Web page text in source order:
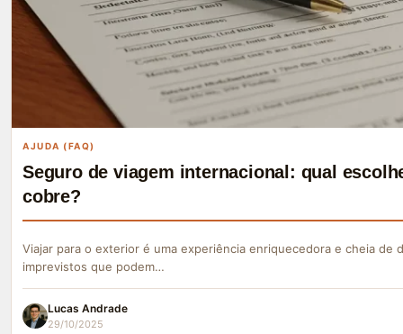
AJUDA (FAQ)
Seguro de viagem internacional: qual
cobre?
Viajar para o exterior é uma experiência enriquecedora e cheia de
imprevistos que podem…
Lucas Andrade
29/10/2025